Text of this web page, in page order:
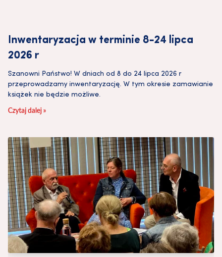
Inwentaryzacja w terminie 8-24 lipca
2026 r
Szanowni Państwo! W dniach od 8 do 24 lipca 2026 r
przeprowadzamy inwentaryzację. W tym okresie zamawianie
książek nie będzie możliwe.
Czytaj dalej »